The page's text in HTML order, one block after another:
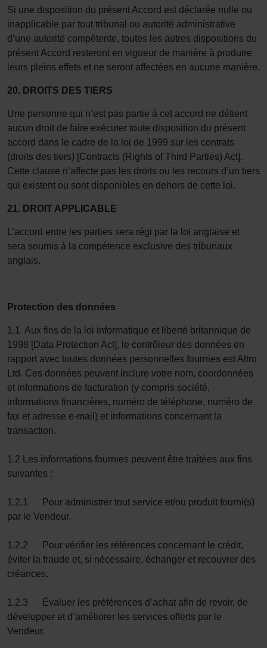
Si une disposition du présent Accord est déclarée nulle ou
inapplicable par tout tribunal ou autorité administrative
d’une autorité compétente, toutes les autres dispositions du
présent Accord resteront en vigueur de manière à produire
leurs pleins effets et ne seront affectées en aucune manière.
20. DROITS DES TIERS
Une personne qui n’est pas partie à cet accord ne détient
aucun droit de faire exécuter toute disposition du présent
accord dans le cadre de la loi de 1999 sur les contrats
(droits des tiers) [Contracts (Rights of Third Parties) Act].
Cette clause n’affecte pas les droits ou les recours d’un tiers
qui existent ou sont disponibles en dehors de cette loi.
21. DROIT APPLICABLE
L’accord entre les parties sera régi par la loi anglaise et
sera soumis à la compétence exclusive des tribunaux
anglais.
Protection des données
1.1 Aux fins de la loi informatique et liberté britannique de
1998 [Data Protection Act], le contrôleur des données en
rapport avec toutes données personnelles fournies est Altro
Ltd. Ces données peuvent inclure votre nom, coordonnées
et informations de facturation (y compris société,
informations financières, numéro de téléphone, numéro de
fax et adresse e-mail) et informations concernant la
transaction.
1.2 Les informations fournies peuvent être traitées aux fins
suivantes :
1.2.1 Pour administrer tout service et/ou produit fourni(s)
par le Vendeur.
1.2.2 Pour vérifier les références concernant le crédit,
éviter la fraude et, si nécessaire, échanger et recouvrer des
créances.
1.2.3 Évaluer les préférences d’achat afin de revoir, de
développer et d’améliorer les services offerts par le
Vendeur.